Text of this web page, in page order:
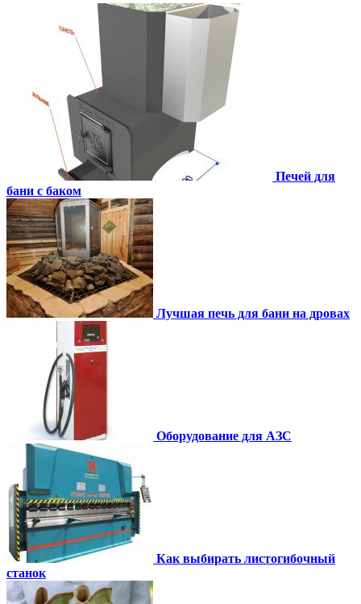
Печей для
бани с баком
Лучшая печь для бани на дровах
Оборудование для АЗС
Как выбирать листогибочный
станок